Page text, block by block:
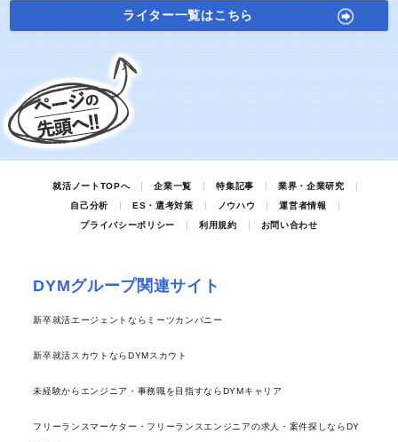
ライター一覧はこちら
就活ノートTOPへ 企業一覧 特集記事
業界・企業研究
自己分析
ES・選考対策 ノウハウ
運営者情報
プライバシーポリシー
利用規約 お問い合わせ
DYMグループ関連サイト
新卒就活エージェントならミーツカンパニー
新卒就活スカウトならDYMスカウト
未経験からエンジニア・事務職を目指すならDYMキャリア
フリーランスマーケター・フリーランスエンジニアの求人・案件探しならDY